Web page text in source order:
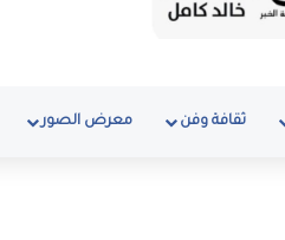
ثقافة وفن معرض الصور